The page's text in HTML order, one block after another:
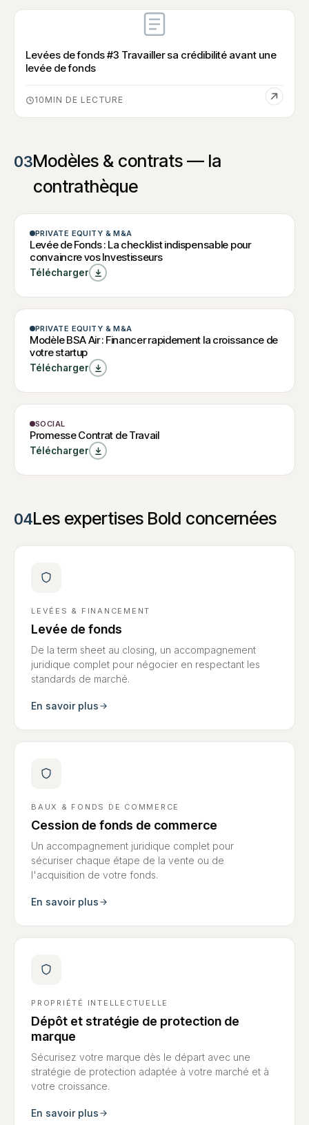
Levées de fonds #3 Travailler sa crédibilité avant une
levée de fonds
10
03Modèles & contrats — la
contrathèque
CHECK-LIST
Levée de
Fonds : La
checklist
indispensable
convaincre
vos
Investisseurs
W
Levée de Fonds : La
indispensable pour
convaincre vos
PRIVATE EQUITY & M&A
Levée de Fonds : La checklist indispensable pour
convaincre vos Investisseurs
Télécharger
MODÈLE
Modèle BSA
Air : Financer
rapidement la
croissance de
Modèle BSA Air :
Financer rapidement
la croissance de
PRIVATE EQUITY & M&A
Modèle BSA Air : Financer rapidement la croissance de
votre startup
Télécharger
MODÈLE
Promesse
Contrat de
Travail
W
Promesse Contrat de
SOCIAL
Promesse Contrat de Travail
Télécharger
04Les expertises Bold concernées
LEVÉES & FINANCEMENT
Levée de fonds
De la term sheet au closing, un accompagnement
juridique complet pour négocier en respectant les
standards de marché.
En savoir plus
BAUX & FONDS DE COMMERCE
Cession de fonds de commerce
Un accompagnement juridique complet pour
sécuriser chaque étape de la vente ou de
l'acquisition de votre fonds.
En savoir plus
PROPRIÉTÉ INTELLECTUELLE
Dépôt et stratégie de protection de
marque
Sécurisez votre marque dès le départ avec une
stratégie de protection adaptée à votre marché et à
votre croissance.
En savoir plus